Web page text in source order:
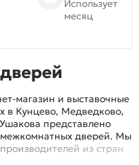
Использует
месяц
магазин и выставочные
в Кунцево, Медведково,
представлено
межкомнатных дверей. Мы
из стран